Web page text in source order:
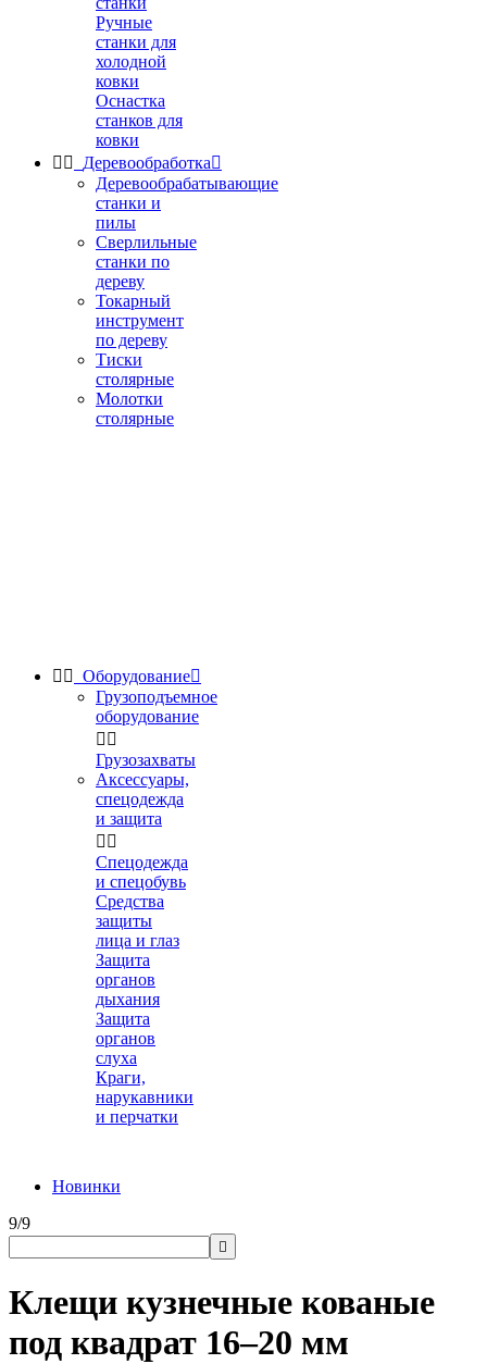
Ручные
станки для
холодной
ковки
Оснастка
станков для
ковки
  Деревообработка
Деревообрабатывающие
станки и
пилы
Сверлильные
станки по
дереву
Токарный
инструмент
по дереву
Тиски
столярные
Молотки
столярные
  Оборудование
Грузоподъемное
оборудование
 
Грузозахваты
Аксессуары,
спецодежда
и защита
 
Спецодежда
и спецобувь
Средства
защиты
лица и глаз
Защита
органов
дыхания
Защита
органов
слуха
Краги,
нарукавники
и перчатки
Новинки
9/9

Клещи кузнечные кованые
под квадрат 16–20 мм